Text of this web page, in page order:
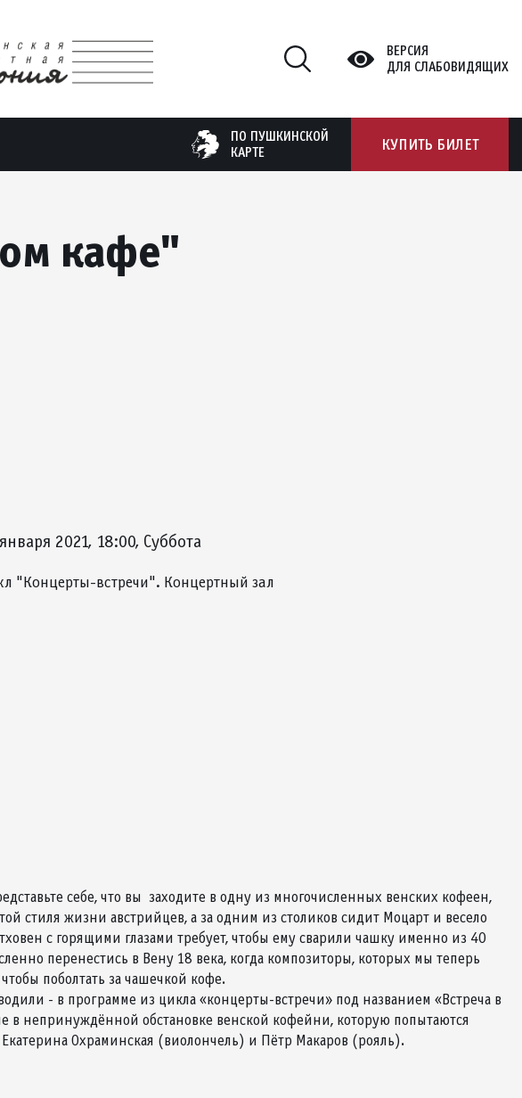
ВЕРСИЯ
ДЛЯ СЛАБОВИДЯЩИХ
ПО ПУШКИНСКОЙ
КАРТЕ
КУПИТЬ БИЛЕТ
кафе"
2021, 18:00, Суббота
"Концерты-встречи". Концертный зал
себе, что вы заходите в одну из многочисленных венских кофеен,
стиля жизни австрийцев, а за одним из столиков сидит Моцарт и весело
с горящими глазами требует, чтобы ему сварили чашку именно из 40
перенестись в Вену 18 века, когда композиторы, которых мы теперь
поболтать за чашечкой кофе.
- в программе из цикла «концерты-встречи» под названием «Встреча в
в непринуждённой обстановке венской кофейни, которую попытаются
Охраминская (виолончель) и Пётр Макаров (рояль).